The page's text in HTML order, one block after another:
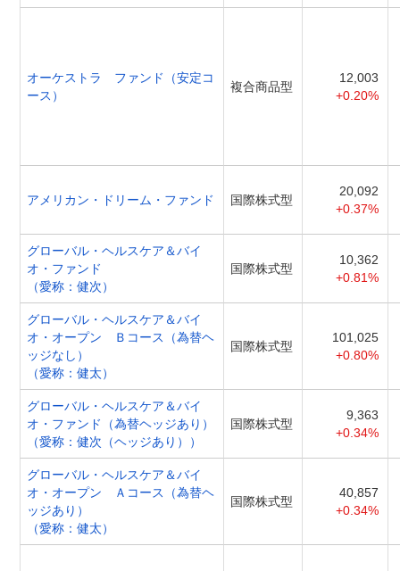
オーケストラ ファンド（安定コ
ース）
複合商品型
12,003
+0.20%
アメリカン・ドリーム・ファンド 国際株式型
20,092
+0.37%
グローバル・ヘルスケア＆バイ
オ・ファンド
（愛称：健次）
国際株式型
10,362
+0.81%
グローバル・ヘルスケア＆バイ
オ・オープン Ｂコース（為替ヘ
ッジなし）
（愛称：健太）
国際株式型
101,025
+0.80%
グローバル・ヘルスケア＆バイ
オ・ファンド（為替ヘッジあり）
（愛称：健次（ヘッジあり））
国際株式型
9,363
+0.34%
グローバル・ヘルスケア＆バイ
オ・オープン Ａコース（為替ヘ
ッジあり）
（愛称：健太）
国際株式型
40,857
+0.34%